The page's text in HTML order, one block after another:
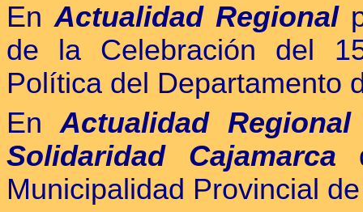
EnActualidad Regional
de la Celebración del
Política del Departamento
EnActualidad Regional
Solidaridad Cajamarca
Municipalidad Provincial